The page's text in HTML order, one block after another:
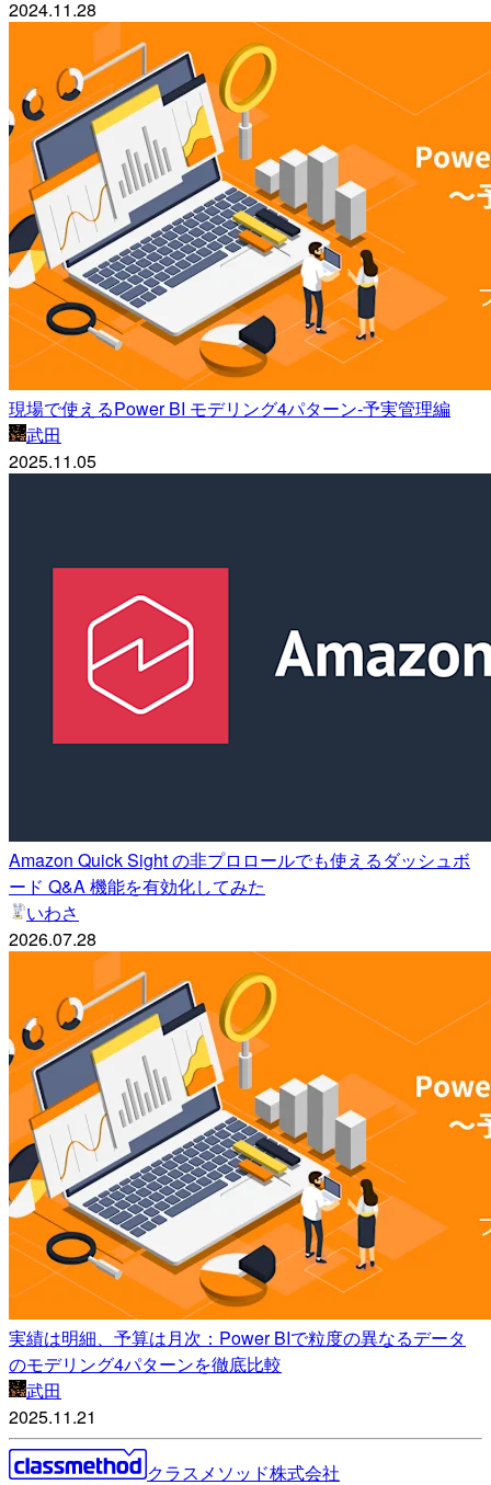
2024.11.28
現場で使えるPower BI モデリング4パターン-予実管理編
武田
2025.11.05
Amazon Quick Sight の非プロロールでも使えるダッシュボ
ード Q&A 機能を有効化してみた
いわさ
2026.07.28
実績は明細、予算は月次：Power BIで粒度の異なるデータ
のモデリング4パターンを徹底比較
武田
2025.11.21
クラスメソッド株式会社